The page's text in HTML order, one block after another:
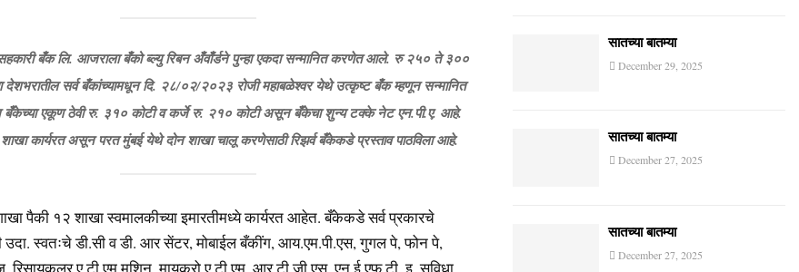
बँक लि. आजराला बँको ब्ल्यु रिबन अँवाँर्डने पुन्हा एकदा सन्मानित करणेत आले. रु २५० ते ३००
देशभरातील सर्व बँकांच्यामधून दि. २८/०२/२०२३ रोजी महाबळेश्वर येथे उत्कृष्ट बँक म्हणून सन्मानित
एकूण ठेवी रु. ३१० कोटी व कर्जे रु. २१० कोटी असून बँकेचा शुन्य टक्के नेट एन.पी.ए. आहे.
कार्यरत असून परत मुंबई येथे दोन शाखा चालू करणेसाठी रिझर्व बँकेकडे प्रस्ताव पाठविला आहे.
पैकी १२ शाखा स्वमालकीच्या इमारतीमध्ये कार्यरत आहेत. बँकेकडे सर्व प्रकारचे
उदा. स्वतःचे डी.सी व डी. आर सेंटर, मोबाईल बँकींग, आय.एम.पी.एस, गुगल पे, फोन पे,
रिसायकलर ए टी एम मशिन, मायक्रो ए टी एम, आर.टी.जी.एस, एन.ई.एफ.टी. इ. सुविधा
सातच्या बातम्या
December 29, 2025
सातच्या बातम्या
December 27, 2025
सातच्या बातम्या
December 27, 2025